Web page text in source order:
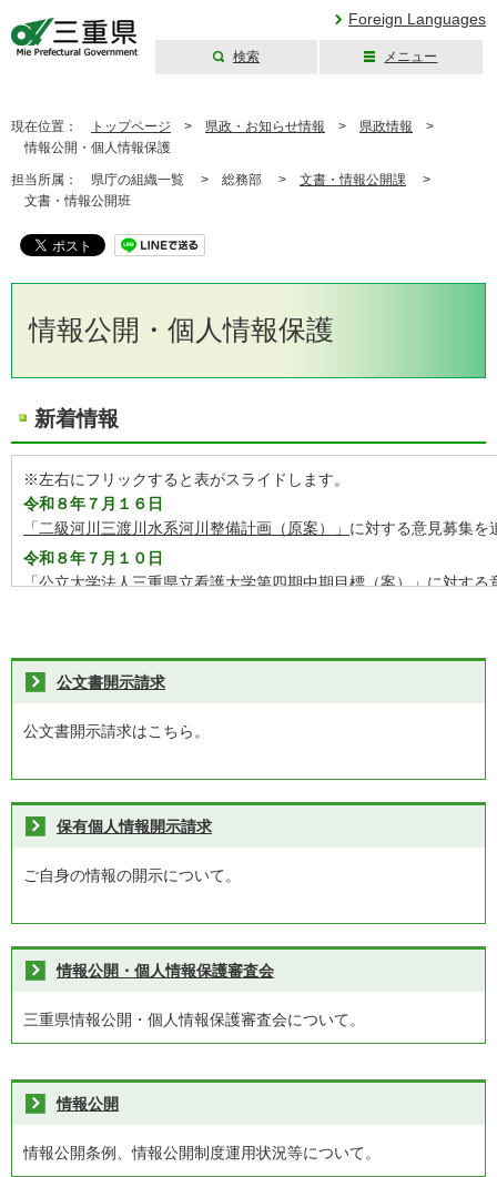
Foreign Languages
検索 メニュー
現在位置： トップページ > 県政・お知らせ情報 > 県政情報 >
情報公開・個人情報保護
担当所属： 県庁の組織一覧 > 総務部 > 文書・情報公開課 >
文書・情報公開班
情報公開・個人情報保護
新着情報
※左右にフリックすると表がスライドします。
令和８年７月１６日
「二級河川三渡川水系河川整備計画（原案）」 に対する意見募集を
令和８年７月１０日
「公立大学法人三重県立看護大学第四期中期目標（案）」に対する
公文書開示請求
公文書開示請求はこちら。
保有個人情報開示請求
ご自身の情報の開示について。
情報公開・個人情報保護審査会
三重県情報公開・個人情報保護審査会について。
情報公開
情報公開条例、情報公開制度運用状況等について。